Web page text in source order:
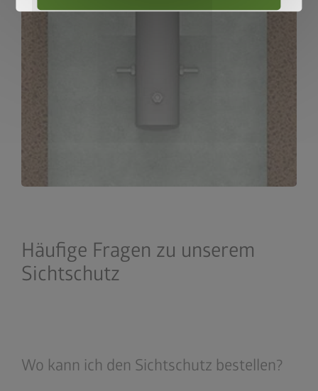
Häufige Fragen zu unserem
Sichtschutz
Wo kann ich den Sichtschutz bestellen?